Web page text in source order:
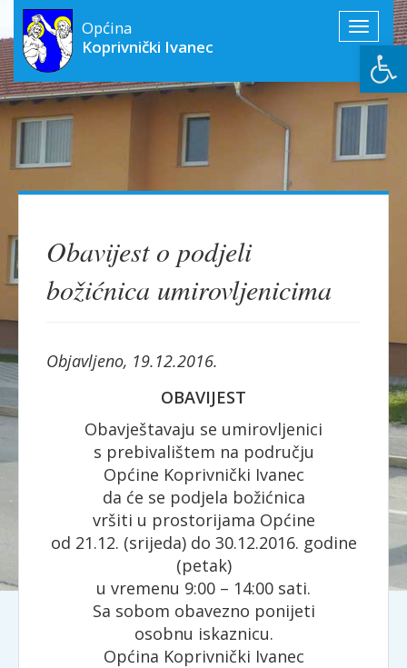
Toggle
Općina
Koprivnički Ivanec
Obavijest o podjeli
božićnica umirovljenicima
Objavljeno, 19.12.2016.
OBAVIJEST
Obavještavaju se umirovljenici
s prebivalištem na području
Općine Koprivnički Ivanec
da će se podjela božićnica
vršiti u prostorijama Općine
od 21.12. (srijeda) do 30.12.2016. godine
(petak)
u vremenu 9:00 – 14:00 sati.
Sa sobom obavezno ponijeti
osobnu iskaznicu.
Općina Koprivnički Ivanec